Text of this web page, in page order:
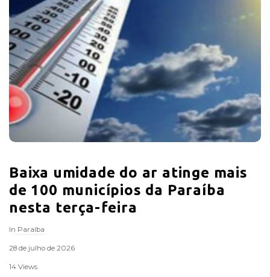
Baixa umidade do ar atinge mais
de 100 municípios da Paraíba
nesta terça-feira
In Paraíba
28 de julho de 2026
14 Views